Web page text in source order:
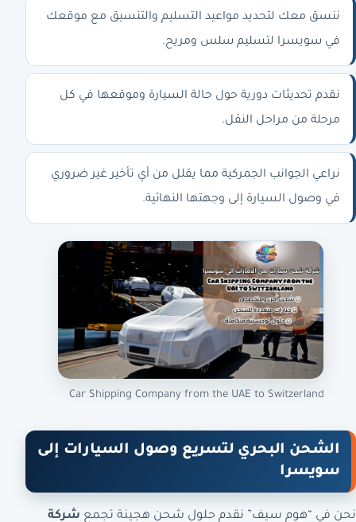
ننسق معك لتحديد مواعيد التسليم والتنسيق مع موقعك
في سويسرا لتسليم سلس ومريح.
نقدم تحديثات دورية حول حالة السيارة وموقعها في كل
مرحلة من مراحل النقل.
نراعي الجوانب الجمركية مما يقلل من أي تأخير غير ضروري
في وصول السيارة إلى وجهتها النهائية.
Car Shipping Company from the UAE to Switzerland
الشحن البحري لتسريع وصول السيارات إلى
سويسرا
نحن في “هوم سيف” نقدم حلول شحن هجينة تجمع شركة